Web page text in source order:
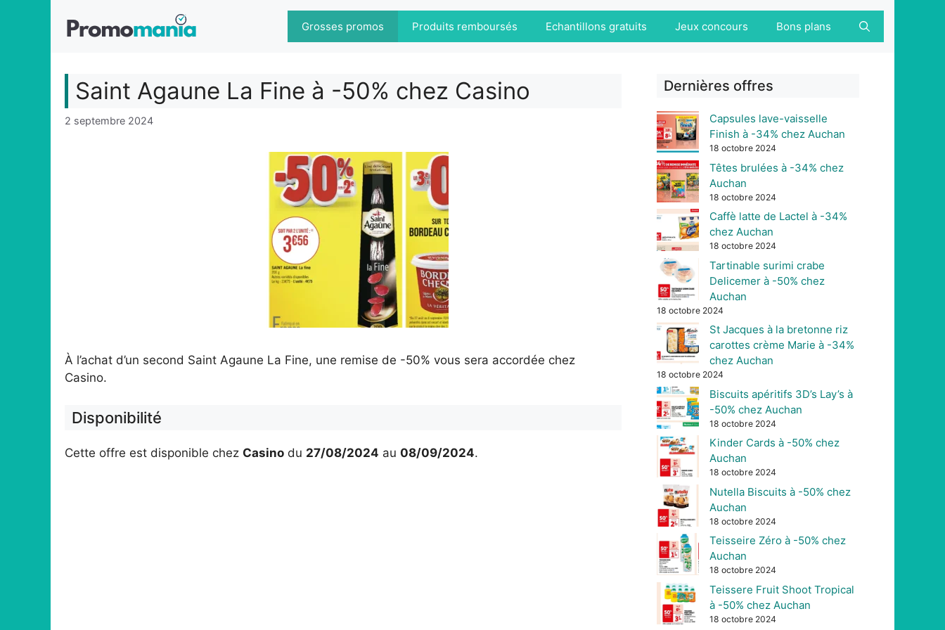
Grosses promos Produits remboursés Echantillons gratuits Jeux concours Bons plans
Saint Agaune La Fine à -50% chez Casino
2 septembre 2024
À l’achat d’un second Saint Agaune La Fine, une remise de -50% vous sera accordée chez
Casino.
Disponibilité
Cette offre est disponible chez Casino du 27/08/2024 au 08/09/2024.
Dernières offres
Capsules lave-vaisselle
Finish à -34% chez Auchan
18 octobre 2024
Têtes brulées à -34% chez
Auchan
18 octobre 2024
Caffè latte de Lactel à -34%
chez Auchan
18 octobre 2024
Tartinable surimi crabe
Delicemer à -50% chez
Auchan
18 octobre 2024
St Jacques à la bretonne riz
carottes crème Marie à -34%
chez Auchan
18 octobre 2024
Biscuits apéritifs 3D’s Lay’s à
-50% chez Auchan
18 octobre 2024
Kinder Cards à -50% chez
Auchan
18 octobre 2024
Nutella Biscuits à -50% chez
Auchan
18 octobre 2024
Teisseire Zéro à -50% chez
Auchan
18 octobre 2024
Teissere Fruit Shoot Tropical
à -50% chez Auchan
18 octobre 2024